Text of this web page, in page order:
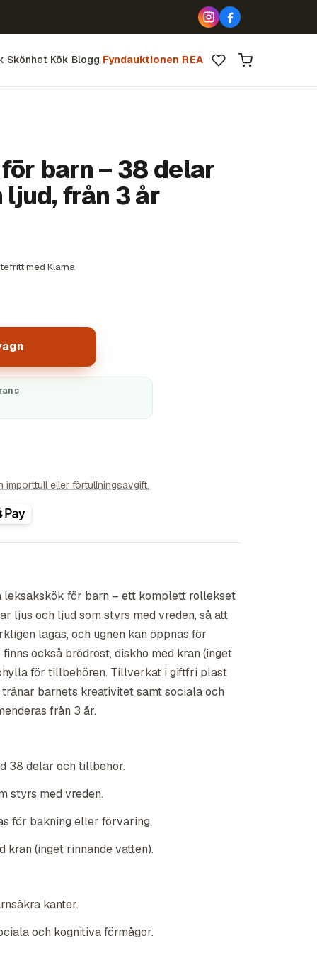
Skönhet Kök Blogg Fyndauktionen REA
barn – 38 delar
från 3 år
med Klarna
importtull eller förtullningsavgift.
leksakskök för barn – ett komplett rollekset
ljus och ljud som styrs med vreden, så att
lagas, och ugnen kan öppnas för
också brödrost, diskho med kran (inget
för tillbehören. Tillverkat i giftfri plast
barnets kreativitet samt sociala och
från 3 år.
38 delar och tillbehör.
styrs med vreden.
för bakning eller förvaring.
kran (inget rinnande vatten).
kanter.
och kognitiva förmågor.